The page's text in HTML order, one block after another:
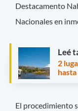
Destacamento
Nacionales en
Leé
2
El procedimiento